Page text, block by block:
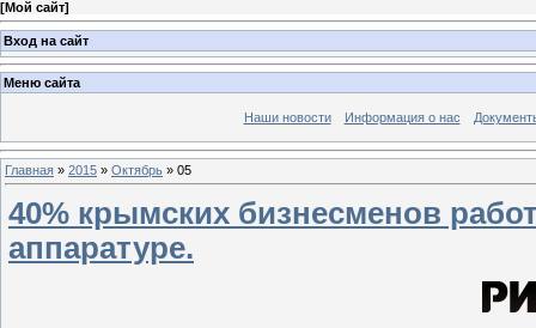
[Мой сайт]
Вход на сайт
Меню сайта
Наши новости Информация о нас
Главная » 2015 » Октябрь » 05
40% крымских бизнесменов
аппаратуре.